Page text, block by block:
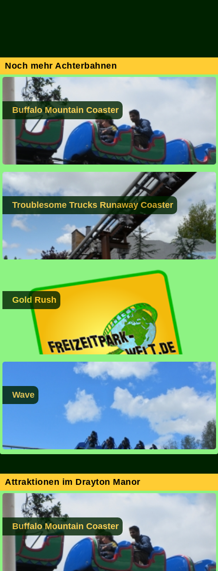
Noch mehr Achterbahnen
Buffalo Mountain Coaster
Troublesome Trucks Runaway Coaster
Gold Rush
Wave
Attraktionen im Drayton Manor
Buffalo Mountain Coaster